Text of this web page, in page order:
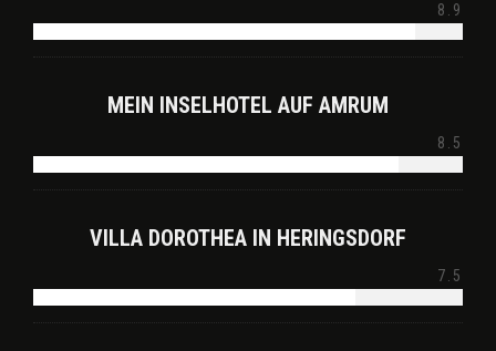
8.9
MEIN INSELHOTEL AUF AMRUM
8.5
VILLA DOROTHEA IN HERINGSDORF
7.5